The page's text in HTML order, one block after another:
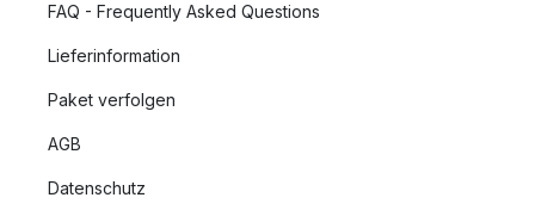
FAQ - Frequently Asked Questions
Lieferinformation
Paket verfolgen
AGB
Datenschutz